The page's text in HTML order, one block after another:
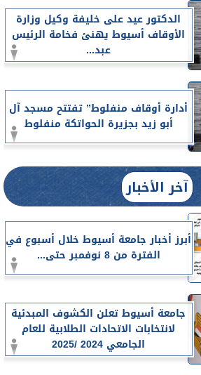
الدكتور عيد على خليفة وكيل وزارة
الأوقاف أسيوط يهنئ فخامة الرئيس
عبد...
أدارة أوقاف منفلوط” تفتتح مسجد آل
أبو زيد بجزيرة الحواتكة منفلوط
آخر الأخبار
أبرز أخبار جامعة أسيوط خلال أسبوع في
الفترة من 8 نوفمبر حتى...
جامعة أسيوط تعلن الكشوف المبدئية
لانتخابات الاتحادات الطلابية للعام
الجامعي 2024 /2025